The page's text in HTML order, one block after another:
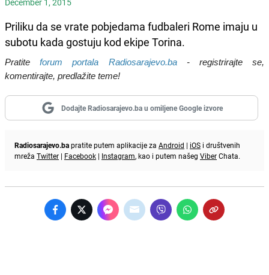
Priliku da se vrate pobjedama fudbaleri Rome imaju u
subotu kada gostuju kod ekipe Torina.
Pratiteforum portala Radiosarajevo.ba- registrirajte se,
komentirajte, predlažite teme!
Dodajte Radiosarajevo.ba u omiljene Google izvore
Radiosarajevo.bapratite putem aplikacije za Android | iOS i društvenih
mreža Twitter | Facebook | Instagram, kao i putem našeg ViberChata.